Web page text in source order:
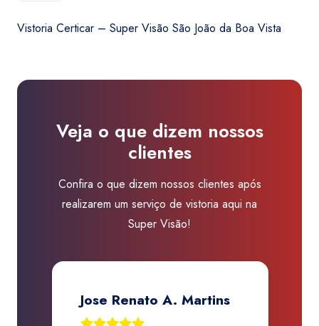
R$450,00.R$410,00.
São
quantidade
Vistoria Certicar – Super Visão São João da Boa Vista
Veja o que dizem nossos
clientes
Confira o que dizem nossos clientes após
realizarem um serviço de vistoria aqui na
Super Visão!
Jose Renato A. Martins